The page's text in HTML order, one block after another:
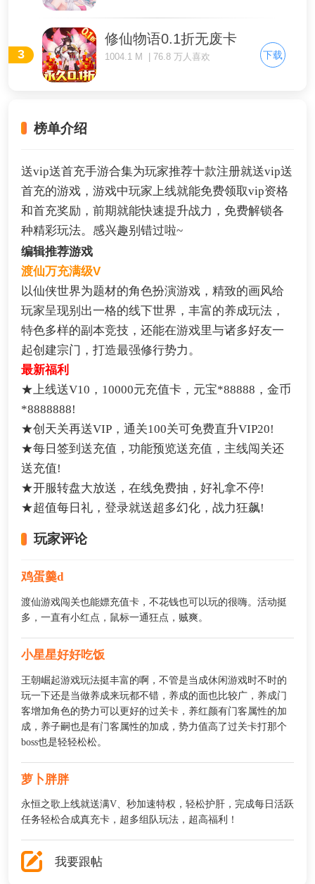
3
修仙物语0.1折无废卡
1004.1 M | 76.8 万人喜欢 下载
榜单介绍
送vip送首充手游合集为玩家推荐十款注册就送vip送
首充的游戏，游戏中玩家上线就能免费领取vip资格
和首充奖励，前期就能快速提升战力，免费解锁各
种精彩玩法。感兴趣别错过啦~
编辑推荐游戏
渡仙万充满级V
以仙侠世界为题材的角色扮演游戏，精致的画风给
玩家呈现别出一格的线下世界，丰富的养成玩法，
特色多样的副本竞技，还能在游戏里与诸多好友一
起创建宗门，打造最强修行势力。
最新福利
★上线送V10，10000元充值卡，元宝*88888，金币
*8888888!
★创天关再送VIP，通关100关可免费直升VIP20!
★每日签到送充值，功能预览送充值，主线闯关还
送充值!
★开服转盘大放送，在线免费抽，好礼拿不停!
★超值每日礼，登录就送超多幻化，战力狂飙!
玩家评论
鸡蛋羹d
渡仙游戏闯关也能嫖充值卡，不花钱也可以玩的很嗨。活动挺
多，一直有小红点，鼠标一通狂点，贼爽。
小星星好好吃饭
王朝崛起游戏玩法挺丰富的啊，不管是当成休闲游戏时不时的
玩一下还是当做养成来玩都不错，养成的面也比较广，养成门
客增加角色的势力可以更好的过关卡，养红颜有门客属性的加
成，养子嗣也是有门客属性的加成，势力值高了过关卡打那个
boss也是轻轻松松。
萝卜胖胖
永恒之歌上线就送满V、秒加速特权，轻松护肝，完成每日活跃
任务轻松合成真充卡，超多组队玩法，超高福利！
我要跟帖